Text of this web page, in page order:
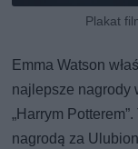
Plakat
Emma Watson
najlepsze nagrody
„Harrym
nagrodą za